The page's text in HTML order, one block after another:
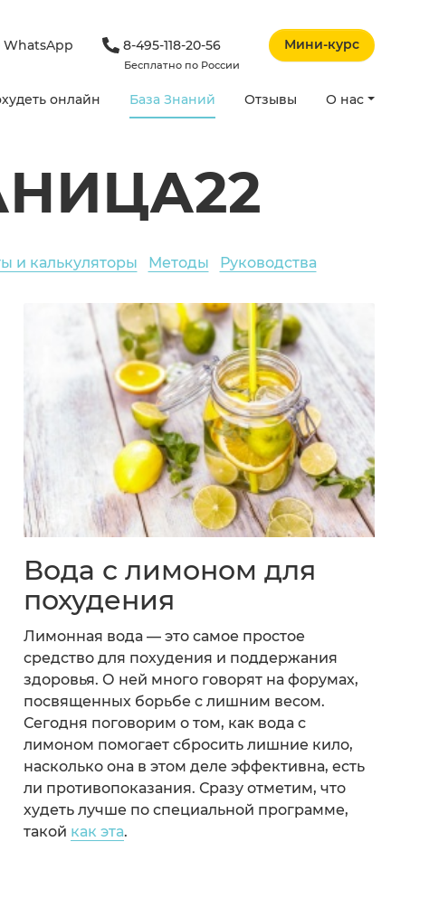
WhatsApp 8-495-118-20-56
Бесплатно по России
Мини-курс
онлайн База Знаний Отзывы О нас
и калькуляторы Методы Руководства
Вода с лимоном для
похудения
Лимонная вода — это самое простое
средство для похудения и поддержания
здоровья. О ней много говорят на форумах,
посвященных борьбе с лишним весом.
Сегодня поговорим о том, как вода с
лимоном помогает сбросить лишние кило,
насколько она в этом деле эффективна, есть
ли противопоказания. Сразу отметим, что
худеть лучше по специальной программе,
такой как эта.